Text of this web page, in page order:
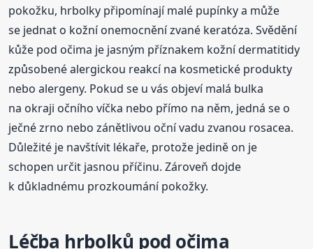
pokožku, hrbolky připomínají malé pupínky a může
se jednat o kožní onemocnění zvané keratóza. Svědění
kůže pod očima je jasným příznakem kožní dermatitidy
způsobené alergickou reakcí na kosmetické produkty
nebo alergeny. Pokud se u vás objeví malá bulka
na okraji očního víčka nebo přímo na něm, jedná se o
ječné zrno nebo zánětlivou oční vadu zvanou rosacea.
Důležité je navštívit lékaře, protože jedině on je
schopen určit jasnou příčinu. Zároveň dojde
k důkladnému prozkoumání pokožky.
Léčba hrbolků pod očima